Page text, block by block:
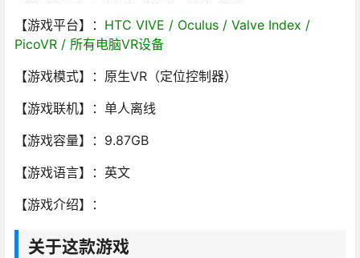
【游戏平台】： HTC VIVE / Oculus / Valve Index /
PicoVR / 所有电脑VR设备
【游戏模式】：原生VR（定位控制器）
【游戏联机】：单人离线
【游戏容量】：9.87GB
【游戏语言】：英文
【游戏介绍】：
关于这款游戏